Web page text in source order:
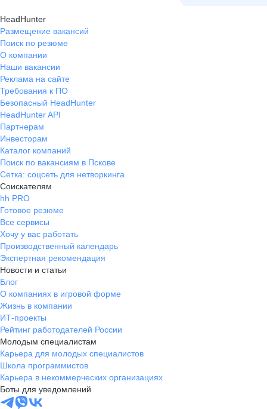
HeadHunter
Размещение вакансий
Поиск по резюме
О компании
Наши вакансии
Реклама на сайте
Требования к ПО
Безопасный HeadHunter
HeadHunter API
Партнерам
Инвесторам
Каталог компаний
Поиск по вакансиям в Пскове
Сетка: соцсеть для нетворкинга
Соискателям
hh PRO
Готовое резюме
Все сервисы
Хочу у вас работать
Производственный календарь
Экспертная рекомендация
Новости и статьи
Блог
О компаниях в игровой форме
Жизнь в компании
ИТ-проекты
Рейтинг работодателей России
Молодым специалистам
Карьера для молодых специалистов
Школа программистов
Карьера в некоммерческих организациях
Боты для уведомлений